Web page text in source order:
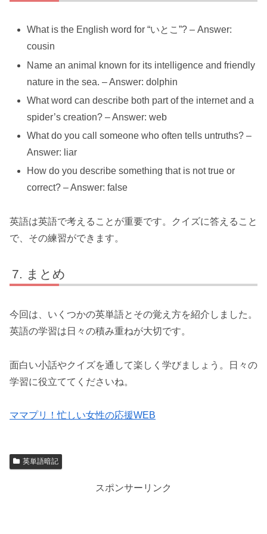
What is the English word for “いとこ”? – Answer:
cousin
Name an animal known for its intelligence and friendly
nature in the sea. – Answer: dolphin
What word can describe both part of the internet and a
spider’s creation? – Answer: web
What do you call someone who often tells untruths? –
Answer: liar
How do you describe something that is not true or
correct? – Answer: false
英語は英語で考えることが重要です。クイズに答えること
で、その練習ができます。
まとめ
今回は、いくつかの英単語とその覚え方を紹介しました。
英語の学習は日々の積み重ねが大切です。
面白い小話やクイズを通して楽しく学びましょう。日々の
学習に役立ててくださいね。
ママプリ！忙しい女性の応援WEB
英単語暗記
スポンサーリンク